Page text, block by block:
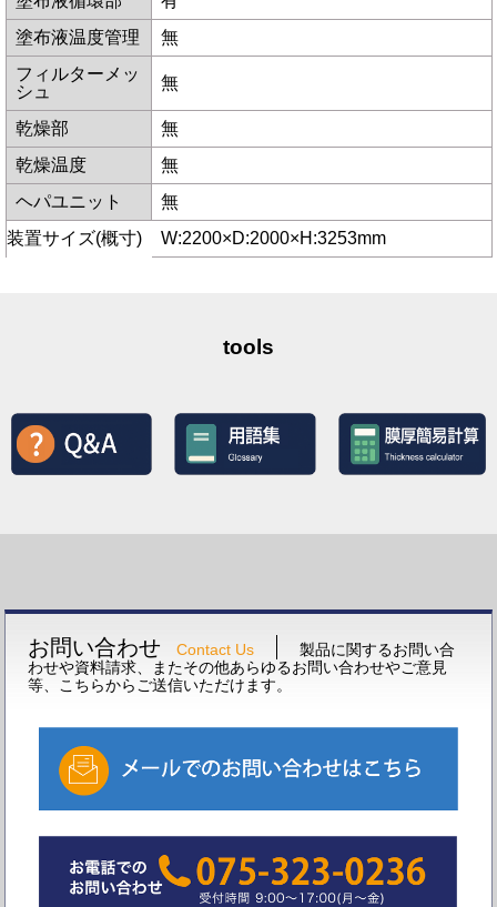
塗布液温度管理
無
フィルターメッ
シュ
無
乾燥部
無
乾燥温度
無
ヘパユニット
無
装置サイズ(概寸)
W:2200×D:2000×H:3253mm
tools
お問い合わせ Contact Us
製品に関するお問い合
わせや資料請求、またその他あらゆるお問い合わせやご意見
等、こちらからご送信いただけます。